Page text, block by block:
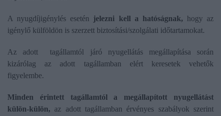
A nyugdíjigénylés esetén jelezni kell a hatóságnak, hogy az
igénylő külföldön is szerzett biztosítási/szolgálati időtartamokat.
Az adott tagállamtól járó nyugellátás megállapítása során
kizárólag az adott tagállamban elért keresetek vehetők
figyelembe.
Minden érintett tagállamtól a megállapított nyugellátást
külön-külön, az adott tagállamban érvényes szabályok szerint